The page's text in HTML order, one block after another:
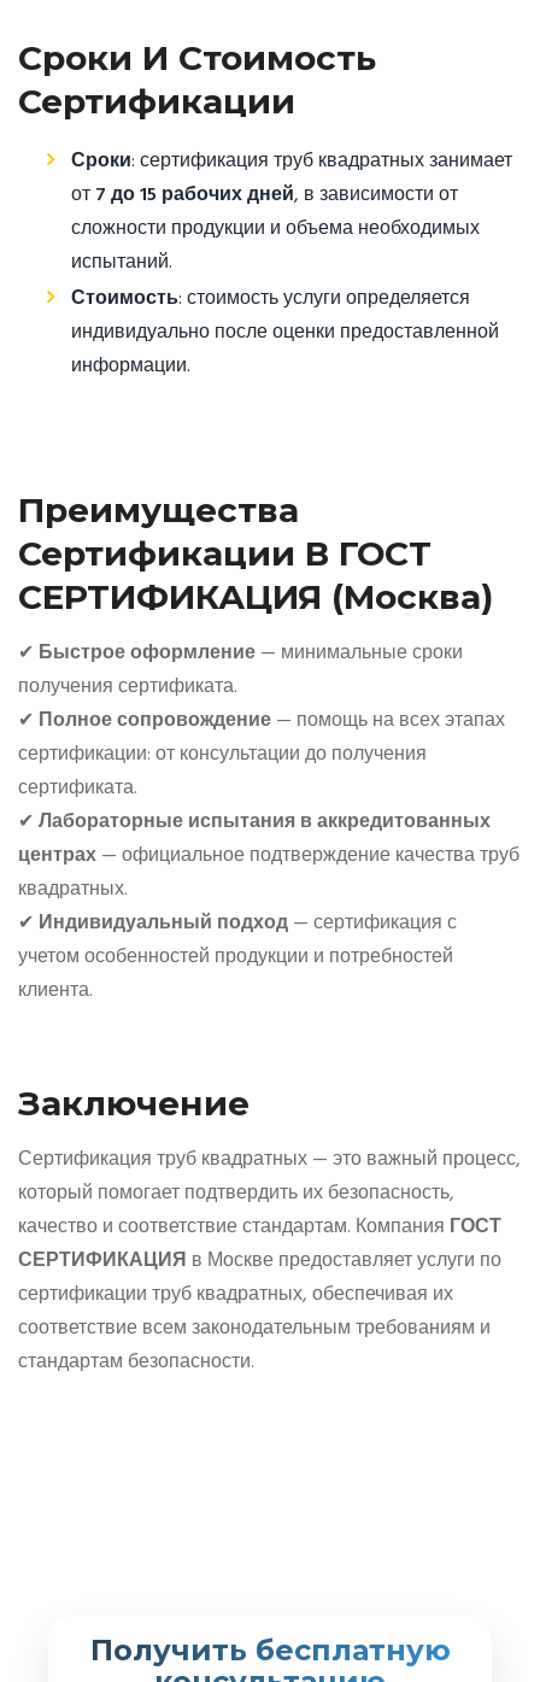
Сроки И Стоимость
Сертификации
Сроки: сертификация труб квадратных занимает
от7 до 15 рабочих дней, в зависимости от
сложности продукции и объема необходимых
испытаний.
Стоимость: стоимость услуги определяется
индивидуально после оценки предоставленной
информации.
Преимущества
Сертификации В ГОСТ
СЕРТИФИКАЦИЯ (Москва)
✔ Быстрое оформление— минимальные сроки
получения сертификата.
✔ Полное сопровождение— помощь на всех этапах
сертификации: от консультации до получения
сертификата.
✔Лабораторные испытания в аккредитованных
центрах— официальное подтверждение качества труб
квадратных.
✔ Индивидуальный подход— сертификация с
учетом особенностей продукции и потребностей
клиента.
Заключение
Сертификация труб квадратных — это важный процесс,
который помогает подтвердить их безопасность,
качество и соответствие стандартам. Компания ГОСТ
СЕРТИФИКАЦИЯ в Москве предоставляет услуги по
сертификации труб квадратных, обеспечивая их
соответствие всем законодательным требованиям и
стандартам безопасности.
Получить бесплатную